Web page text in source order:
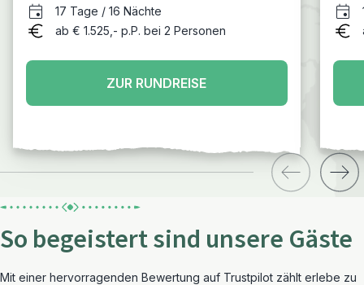
Trinidad – Santa Clara - Varadero
17 Tage / 16 Nächte
ab € 1.525,- p.P. bei 2 Personen
ZUR RUNDREISE
So begeistert sind unsere Gäste
Mit einer hervorragenden Bewertung auf Trustpilot zählt erlebe zu